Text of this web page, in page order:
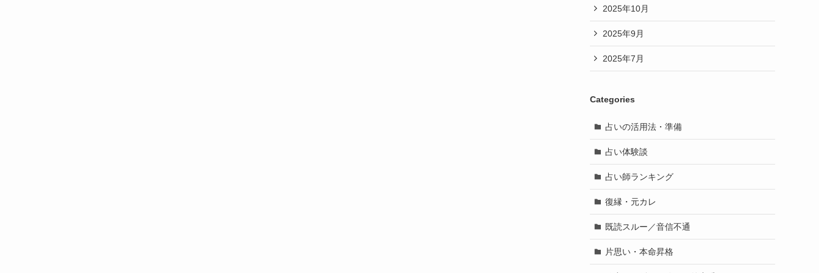
2025年10月
2025年9月
2025年7月
Categories
占いの活用法・準備
占い体験談
占い師ランキング
復縁・元カレ
既読スルー／音信不通
片思い・本命昇格